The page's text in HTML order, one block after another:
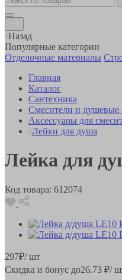
Назад
Популярные категории
Отделочные материалы
Главная
Каталог
Сантехника
Смесители и душевые
Аксессуары для
Лейки для душа
Лейка для
Код товара: 612074
297₽/ шт
Скидка и бонус до26.73 ₽/